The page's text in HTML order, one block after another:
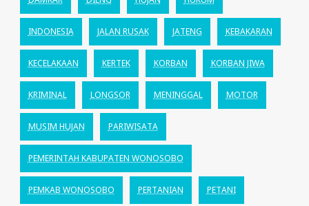
INDONESIA JALAN RUSAK JATENG KEBAKARAN
KECELAKAAN KERTEK KORBAN KORBAN JIWA
KRIMINAL LONGSOR MENINGGAL MOTOR
MUSIM HUJAN PARIWISATA
PEMERINTAH KABUPATEN WONOSOBO
PEMKAB WONOSOBO PERTANIAN PETANI